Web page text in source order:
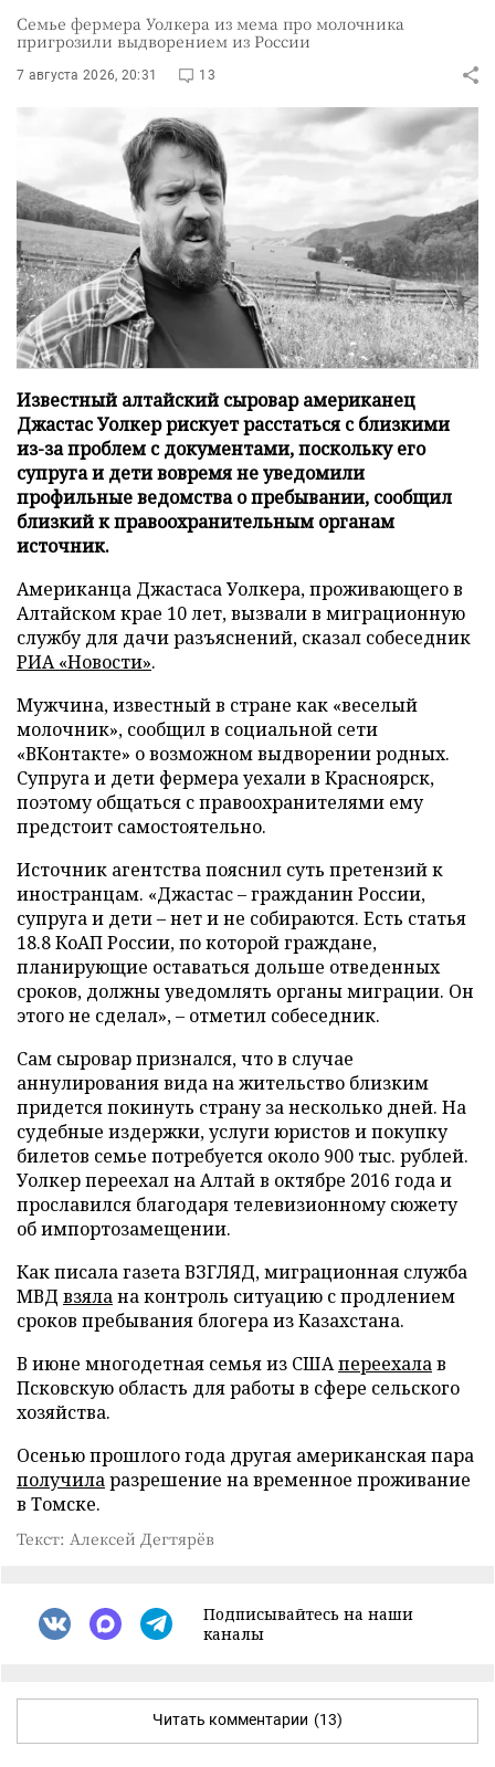
Семье фермера Уолкера из мема про молочника
пригрозили выдворением из России
7 августа 2026, 20:31 13
Известный алтайский сыровар американец
Джастас Уолкер рискует расстаться с близкими
из-за проблем с документами, поскольку его
супруга и дети вовремя не уведомили
профильные ведомства о пребывании, сообщил
близкий к правоохранительным органам
источник.
Американца Джастаса Уолкера, проживающего в
Алтайском крае 10 лет, вызвали в миграционную
службу для дачи разъяснений, сказал собеседник
РИА «Новости».
Мужчина, известный в стране как «веселый
молочник», сообщил в социальной сети
«ВКонтакте» о возможном выдворении родных.
Супруга и дети фермера уехали в Красноярск,
поэтому общаться с правоохранителями ему
предстоит самостоятельно.
Источник агентства пояснил суть претензий к
иностранцам. «Джастас – гражданин России,
супруга и дети – нет и не собираются. Есть статья
18.8 КоАП России, по которой граждане,
планирующие оставаться дольше отведенных
сроков, должны уведомлять органы миграции. Он
этого не сделал», – отметил собеседник.
Сам сыровар признался, что в случае
аннулирования вида на жительство близким
придется покинуть страну за несколько дней. На
судебные издержки, услуги юристов и покупку
билетов семье потребуется около 900 тыс. рублей.
Уолкер переехал на Алтай в октябре 2016 года и
прославился благодаря телевизионному сюжету
об импортозамещении.
Как писала газета ВЗГЛЯД, миграционная служба
МВД взялана контроль ситуацию с продлением
сроков пребывания блогера из Казахстана.
В июне многодетная семья из СШАпереехалав
Псковскую область для работы в сфере сельского
хозяйства.
Осенью прошлого года другая американская пара
получиларазрешение на временное проживание
в Томске.
Текст: Алексей Дегтярёв
Подписывайтесь на наши
каналы
Читать комментарии (13)